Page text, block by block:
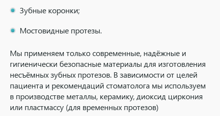
Зубные коронки;
Мостовидные протезы.
Мы применяем только современные, надёжные и
гигиенически безопасные материалы для изготовления
несъёмных зубных протезов. В зависимости от целей
пациента и рекомендаций стоматолога мы используем
в производстве металлы, керамику, диоксид циркония
или пластмассу (для временных протезов)